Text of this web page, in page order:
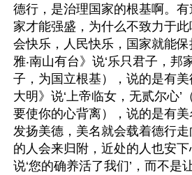
德行，是治理国家的根基啊。
家才能强盛，为什么不致力于
会快乐，人民快乐，国家就能保
雅‧南山有台》说‘乐只君子，邦
子，为国立根基），说的是有美
大明》说‘上帝临女，无贰尔心’
要使你的心背离），说的是有
发扬美德，美名就会载着德行
的人会来归附，近处的人也安
说‘您的确养活了我们’，而不是